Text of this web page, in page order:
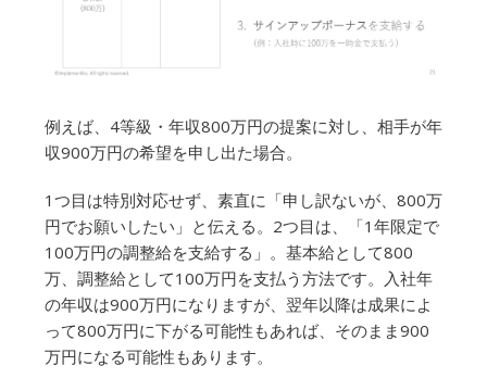
例えば、4等級・年収800万円の提案に対し、相手が年
収900万円の希望を申し出た場合。
1つ目は特別対応せず、素直に「申し訳ないが、800万
円でお願いしたい」と伝える。2つ目は、「1年限定で
100万円の調整給を支給する」。基本給として800
万、調整給として100万円を支払う方法です。入社年
の年収は900万円になりますが、翌年以降は成果によ
って800万円に下がる可能性もあれば、そのまま900
万円になる可能性もあります。